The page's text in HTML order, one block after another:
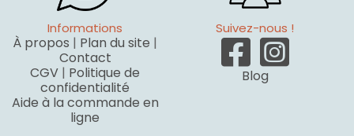
Informations
À propos | Plan du site |
Contact
CGV | Politique de
confidentialité
Aide à la commande en
ligne
Suivez-nous !
Blog